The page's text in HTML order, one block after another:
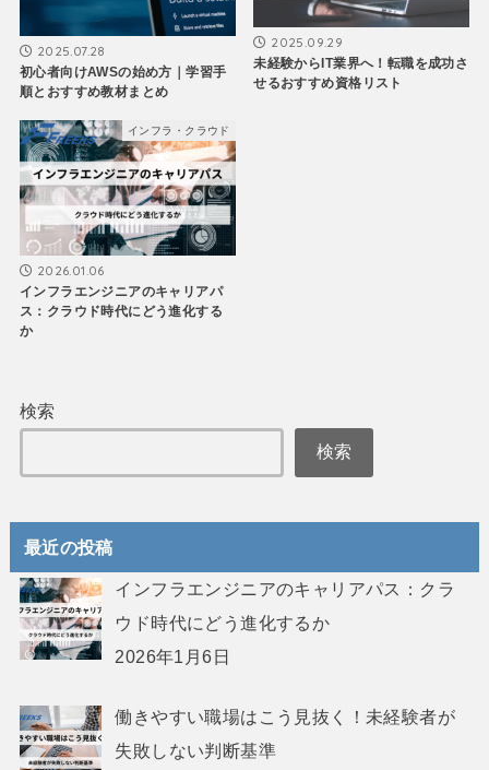
2025.07.28
初心者向けAWSの始め方｜学習手
順とおすすめ教材まとめ
2025.09.29
未経験からIT業界へ！転職を成功さ
せるおすすめ資格リスト
インフラ・クラウド
2026.01.06
インフラエンジニアのキャリアパ
ス：クラウド時代にどう進化する
か
検索
検索
最近の投稿
インフラエンジニアのキャリアパス：クラ
ウド時代にどう進化するか
2026年1月6日
働きやすい職場はこう見抜く！未経験者が
失敗しない判断基準